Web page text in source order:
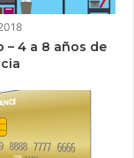
– 4 a 8 años de